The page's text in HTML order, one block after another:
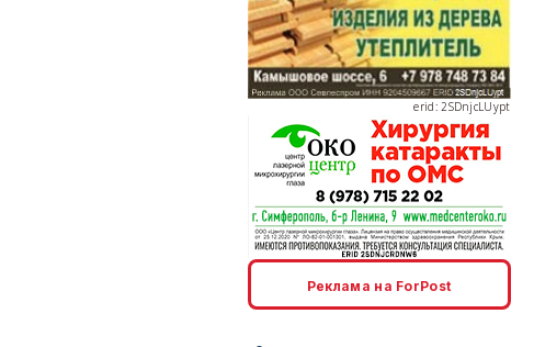
erid: 2SDnjcLUypt
erid: 2SDnjcrDNw6
Реклама на ForPost